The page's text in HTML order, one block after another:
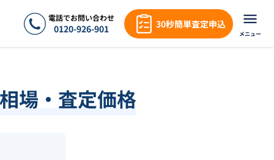
電話でお問い合わせ
0120-926-901 30秒簡単査定申込
メニュー
場・査定価格